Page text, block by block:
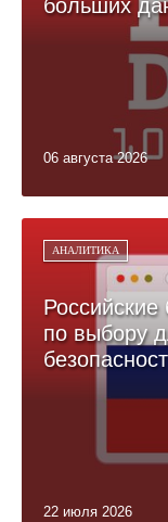
больших
06 августа 2026
АНАЛИТИКА
по выбору
22 июля 2026